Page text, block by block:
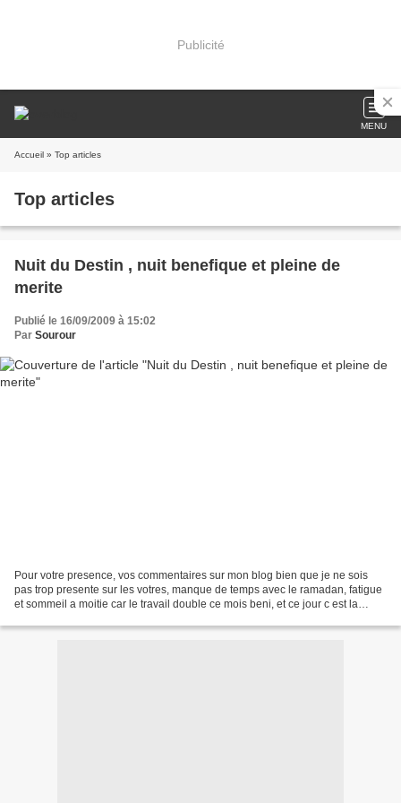
Publicité
MENU
Accueil » Top articles
Top articles
Nuit du Destin , nuit benefique et pleine de
merite
Publié le 16/09/2009 à 15:02
Par Sourour
Pour votre presence, vos commentaires sur mon blog bien que je ne sois
pas trop presente sur les votres, manque de temps avec le ramadan, fatigue
et sommeil a moitie car le travail double ce mois beni, et ce jour c est la